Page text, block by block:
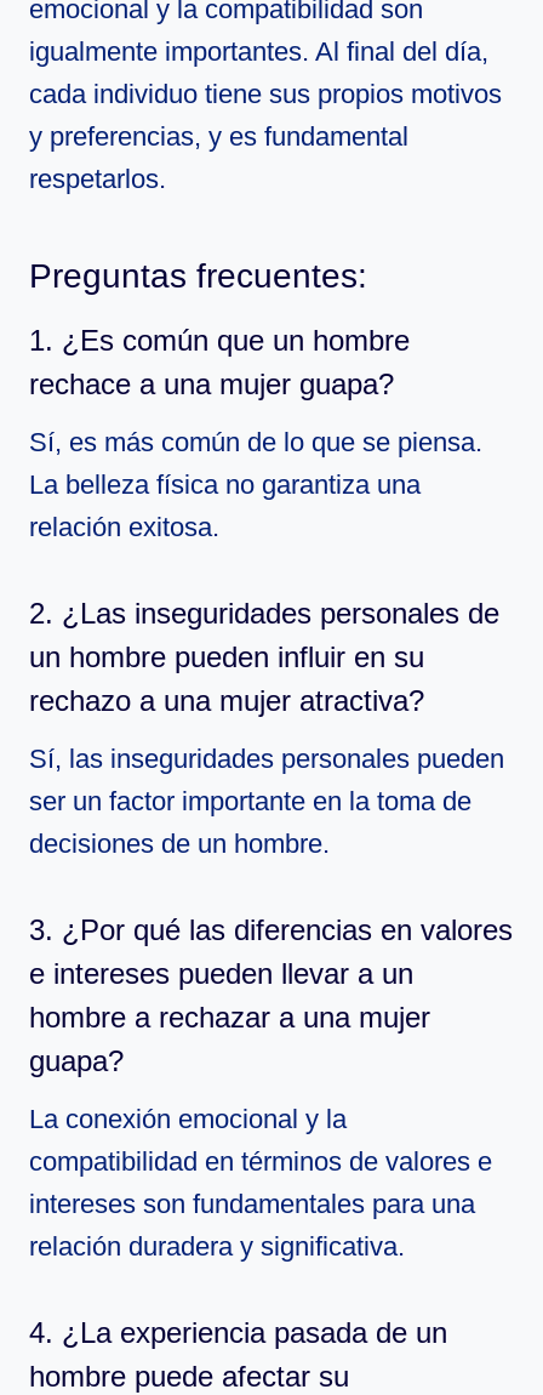
emocional y la compatibilidad son
igualmente importantes. Al final del día,
cada individuo tiene sus propios motivos
y preferencias, y es fundamental
respetarlos.
Preguntas frecuentes:
1. ¿Es común que un hombre
rechace a una mujer guapa?
Sí, es más común de lo que se piensa.
La belleza física no garantiza una
relación exitosa.
2. ¿Las inseguridades personales de
un hombre pueden influir en su
rechazo a una mujer atractiva?
Sí, las inseguridades personales pueden
ser un factor importante en la toma de
decisiones de un hombre.
3. ¿Por qué las diferencias en valores
e intereses pueden llevar a un
hombre a rechazar a una mujer
guapa?
La conexión emocional y la
compatibilidad en términos de valores e
intereses son fundamentales para una
relación duradera y significativa.
4. ¿La experiencia pasada de un
hombre puede afectar su